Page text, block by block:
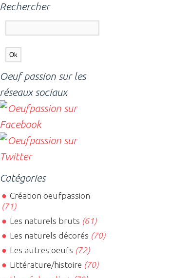
Rechercher
Oeuf passion sur les
réseaux sociaux
Catégories
Création oeufpassion
(71)
Les naturels bruts (61)
Les naturels décorés (70)
Les autres oeufs (72)
Littérature/histoire (70)